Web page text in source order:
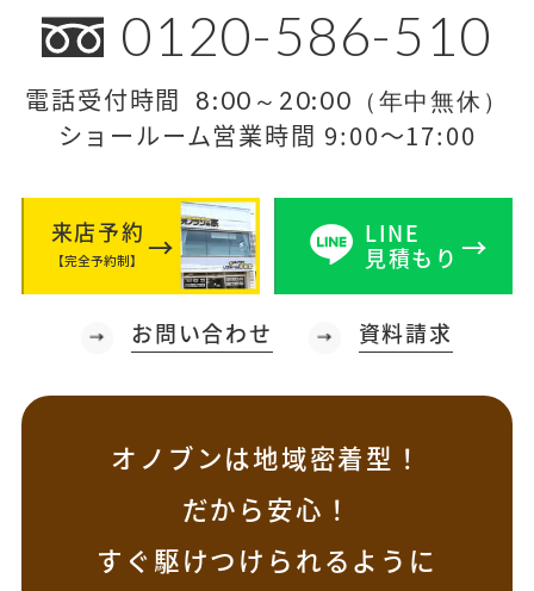
0120-586-510
電話受付時間 8:00～20:00（年中無休）
ショールーム営業時間 9:00～17:00
来店予約
【完全予約制】
LINE
見積もり
お問い合わせ 資料請求
オノブンは地域密着型！
だから安心！
すぐ駆けつけられるように